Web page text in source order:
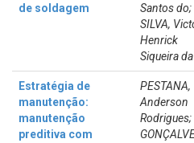
de soldagem
Santos do;
SILVA,
Henrick
Siqueira da
Estratégia de
manutenção:
manutenção
preditiva com
PESTANA,
Anderson
Rodrigues;